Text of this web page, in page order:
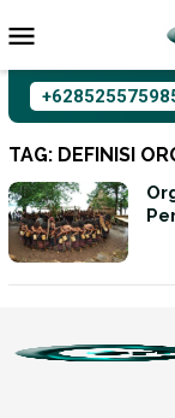
ke
TAG: DEFINISI